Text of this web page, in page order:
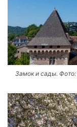
Замок и сады. Фото: